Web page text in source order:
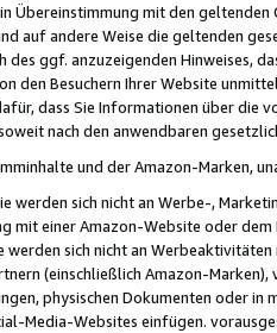
Übereinstimmung mit den
auf andere Weise die geltenden
des ggf. anzuzeigenden Hinweises,
den Besuchern Ihrer Website
dass Sie Informationen über die
nach den anwendbaren
und der Amazon-Marken,
werden sich nicht an Werbe-,
mit einer Amazon-Website oder
werden sich nicht an
(einschließlich Amazon-
physischen Dokumenten oder in
Media-Websites einfügen.